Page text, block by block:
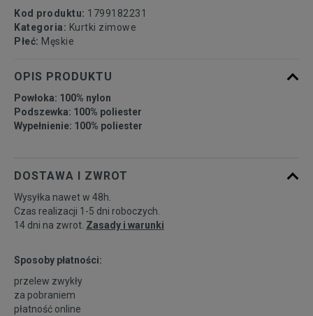
Kod produktu: 1799182231
Kategoria: Kurtki zimowe
Płeć: Męskie
OPIS PRODUKTU
Powłoka: 100% nylon
Podszewka: 100% poliester
Wypełnienie: 100% poliester
DOSTAWA I ZWROT
Wysyłka nawet w 48h.
Czas realizacji 1-5 dni roboczych.
14 dni na zwrot. Zasady i warunki
Sposoby płatności:
przelew zwykły
za pobraniem
płatność online